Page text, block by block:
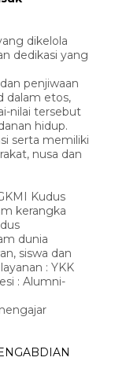
dikelola
dedikasi yang
penjiwaan
dalam etos,
nilai tersebut
hidup.
serta memiliki
nusa dan
Kudus
kerangka
dunia
siswa dan
: YKK
: Alumni-